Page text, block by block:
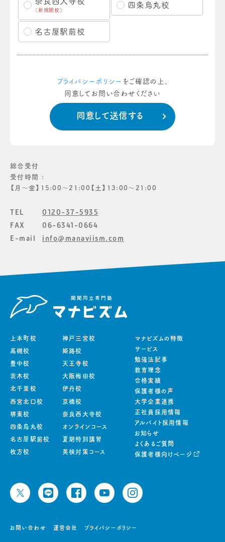
（新規開校）
四条烏丸校
名古屋駅前校
プライバシーポリシー をご確認の上、
同意してお問い合わせください
総合受付
受付時間 :
【月〜金】15:00〜21:00【土】13:00〜21:00
TEL
0120-37-5935
FAX
06-6341-0664
E-mail
info@manaviism.com
上本町校
高槻校
豊中校
茨木校
北千里校
西宮北口校
堺東校
四条烏丸校
名古屋駅前校
枚方校
神戸三宮校
姫路校
天王寺校
大阪梅田校
伊丹校
京橋校
奈良西大寺校
オンラインコース
夏期特別講習
英検対策コース
マナビズムの特徴
サービス
勉強法記事
教育理念
合格実績
保護者様の声
大学企業連携
正社員採用情報
アルバイト採用情報
お知らせ
よくあるご質問
保護者様向けページ
お問い合わせ 運営会社 プライバシーポリシー